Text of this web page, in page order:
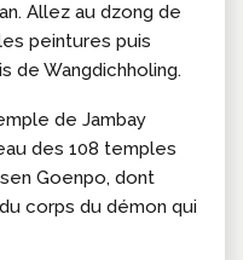
Allez au dzong de
peintures puis
de Wangdichholing.
de Jambay
des 108 temples
Goenpo, dont
corps du démon qui